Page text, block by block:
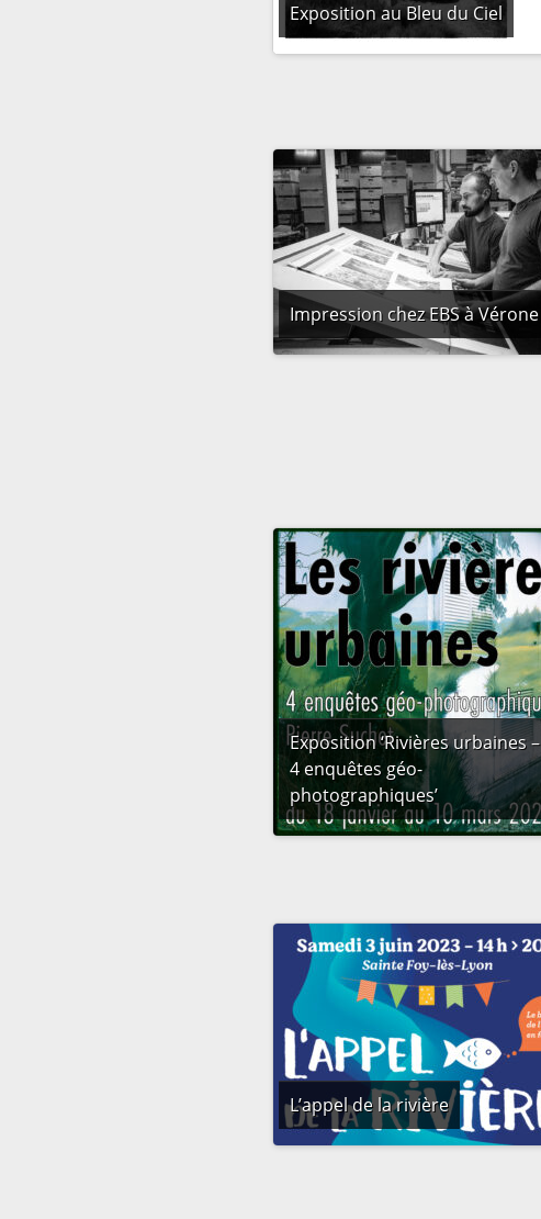
Exposition au Bleu du Ciel
Impression chez EBS à Vérone
Exposition ‘Rivières urbaines –
4 enquêtes géo-
photographiques’
L’appel de la rivière